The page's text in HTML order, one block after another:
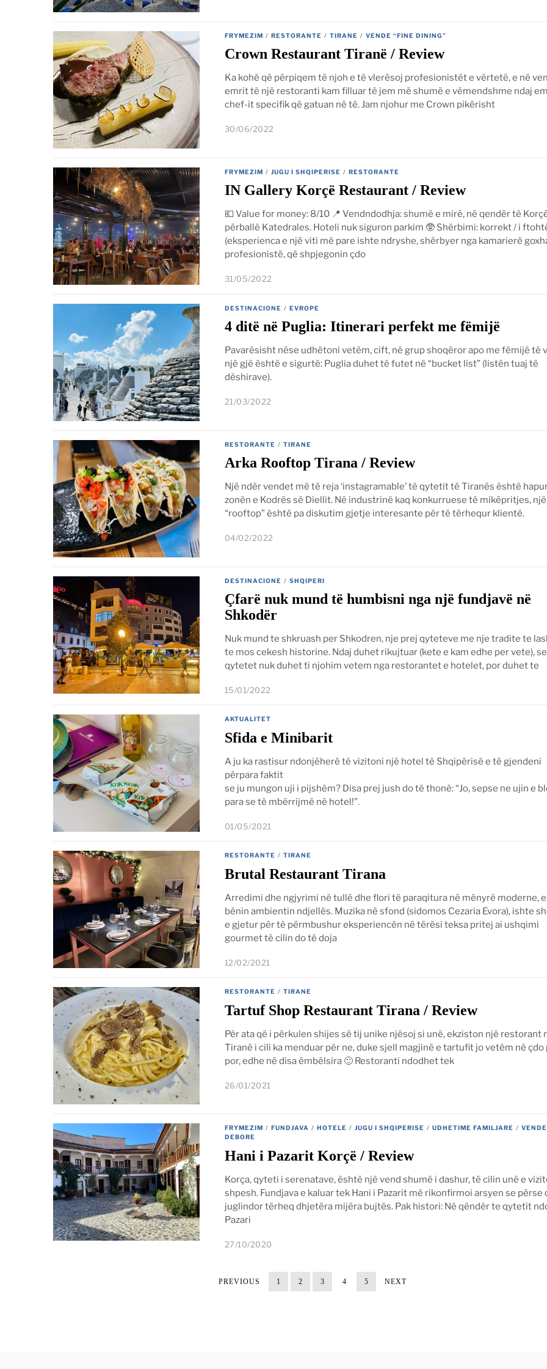
FRYMEZIM / RESTORANTE / TIRANE / VENDE “FINE DINING”
Crown Restaurant Tiranë / Review
Ka kohë që përpiqem të njoh e të vlerësoj profesionistët e vërtetë, e në
emrit të një restoranti kam filluar të jem më shumë e vëmendshme ndaj
chef-it specifik që gatuan në të. Jam njohur me Crown pikërisht
30/06/2022
FRYMEZIM / JUGU I SHQIPERISE / RESTORANTE
IN Gallery Korçë Restaurant / Review
💶 Value for money: 8/10 📍 Vendndodhja: shumë e mirë, në qendër të
përballë Katedrales. Hoteli nuk siguron parkim 🥸 Shërbimi: korrekt / i
(eksperienca e një viti më pare ishte ndryshe, shërbyer nga kamarierë
profesionistë, që shpjegonin çdo
31/05/2022
DESTINACIONE / EVROPE
4 ditë në Puglia: Itinerari perfekt me fëmijë
Pavarësisht nëse udhëtoni vetëm, cift, në grup shoqëror apo me fëmijë të
një gjë është e sigurtë: Puglia duhet të futet në “bucket list” (listën tuaj të
dëshirave).
21/03/2022
RESTORANTE / TIRANE
Arka Rooftop Tirana / Review
Një ndër vendet më të reja ‘instagramable’ të qytetit të Tiranës është
zonën e Kodrës së Diellit. Në industrinë kaq konkurruese të mikëpritjes, një
“rooftop” është pa diskutim gjetje interesante për të tërhequr klientë.
04/02/2022
DESTINACIONE / SHQIPERI
Çfarë nuk mund të humbisni nga një fundjavë në
Shkodër
Nuk mund te shkruash per Shkodren, nje prej qyteteve me nje tradite te
te mos cekesh historine. Ndaj duhet rikujtuar (kete e kam edhe per vete), se
qytetet nuk duhet ti njohim vetem nga restorantet e hotelet, por duhet te
15/01/2022
AKTUALITET
Sfida e Minibarit
A ju ka rastisur ndonjëherë të vizitoni një hotel të Shqipërisë e të gjendeni
përpara faktit
se ju mungon uji i pijshëm? Disa prej jush do të thonë: “Jo, sepse ne ujin e
para se të mbërrijmë në hotel!”.
01/05/2021
RESTORANTE / TIRANE
Brutal Restaurant Tirana
Arredimi dhe ngjyrimi në tullë dhe flori të paraqitura në mënyrë moderne, e
bënin ambientin ndjellës. Muzika në sfond (sidomos Cezaria Evora), ishte
e gjetur për të përmbushur eksperiencën në tërësi teksa pritej ai ushqimi
gourmet të cilin do të doja
12/02/2021
RESTORANTE / TIRANE
Tartuf Shop Restaurant Tirana / Review
Për ata që i përkulen shijes së tij unike njësoj si unë, ekziston një restorant
Tiranë i cili ka menduar për ne, duke sjell magjinë e tartufit jo vetëm në çdo
por, edhe në disa ëmbëlsira 🙂 Restoranti ndodhet tek
26/01/2021
FRYMEZIM / FUNDJAVA / HOTELE / JUGU I SHQIPERISE / UDHETIME FAMILJARE /
DEBORE
Hani i Pazarit Korçë / Review
Korça, qyteti i serenatave, është një vend shumë i dashur, të cilin unë e
shpesh. Fundjava e kaluar tek Hani i Pazarit më rikonfirmoi arsyen se përse
juglindor tërheq dhjetëra mijëra bujtës. Pak histori: Në qëndër te qytetit
Pazari
27/10/2020
PREVIOUS 1 2 3 4 5 NEXT